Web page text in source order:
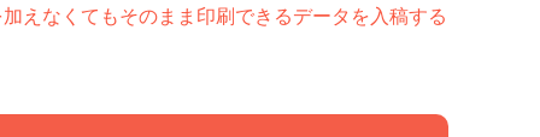
えなくてもそのまま印刷できるデータを入稿する